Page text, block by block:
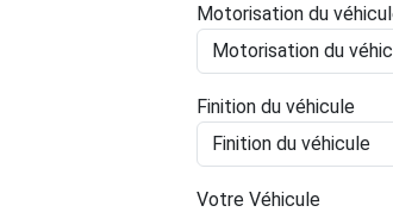
Motorisation du
Finition du véhicule
Votre Véhicule